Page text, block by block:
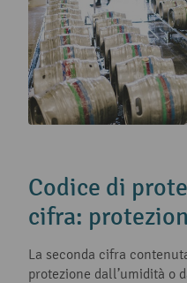
Codice di
cifra:
La seconda cifra
protezione dall’umidità o